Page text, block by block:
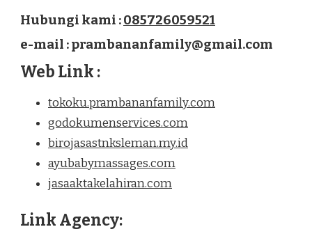
Hubungi kami :085726059521
e-mail : prambananfamily@gmail.com
Web Link :
tokoku.prambananfamily.com
godokumenservices.com
birojasastnksleman.my.id
ayubabymassages.com
jasaaktakelahiran.com
Link Agency: